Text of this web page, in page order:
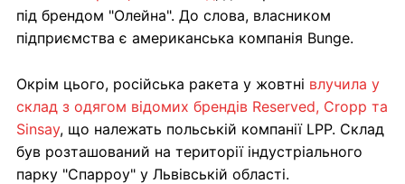
під брендом "Олейна". До слова, власником
підприємства є американська компанія Bunge.
Окрім цього, російська ракета у жовтні влучила у
склад з одягом відомих брендів Reserved, Cropp та
Sinsay, що належать польській компанії LPP. Склад
був розташований на території індустріального
парку "Спарроу" у Львівській області.